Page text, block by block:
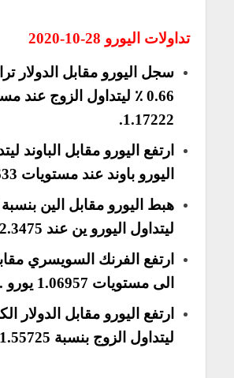
تداولات اليورو 28-10-2020
سجل اليورو مقابل الدولار
0.66 ٪ ليتداول الزوج عند
1.17222.
ارتفع اليورو مقابل الباوند
اليورو باوند عند مستويات 0.90633.
هبط اليورو مقابل الين
ليتداول اليورو ين عند 122.3475.
ارتفع الفرنك السويسري
الى مستويات 1.06957 يورو .
ارتفع اليورو مقابل الدولار
ليتداول الزوج بنسبة 1.55725.